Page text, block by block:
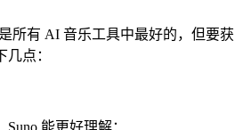
所有 AI 音乐工具中最好的，但要获
点：
能更好理解：